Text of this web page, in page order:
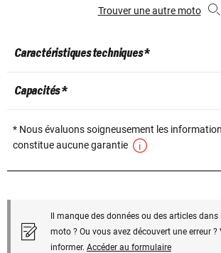
Trouver une autre moto
Caractéristiques techniques *
Capacités *
* Nous évaluons soigneusement les
constitue aucune garantie
Il manque des données ou des articles dans
moto ? Ou vous avez découvert une erreur ?
informer. Accéder au formulaire